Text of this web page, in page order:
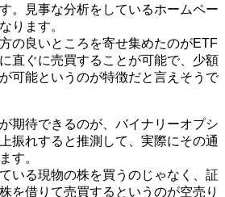
。見事な分析をしているホームペー
ります。
の良いところを寄せ集めたのがETF
直ぐに売買することが可能で、少額
可能というのが特徴だと言えそうで
期待できるのが、バイナリーオプシ
振れすると推測して、実際にその通
す。
いる現物の株を買うのじゃなく、証
を借りて売買するというのが空売り